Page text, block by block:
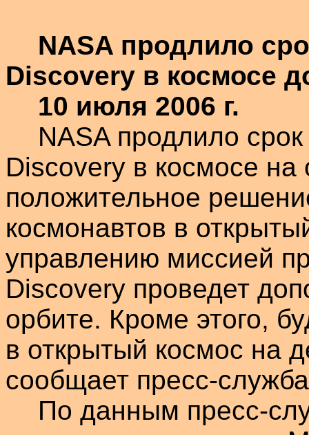
NASA продлило
Discovery в космосе
10 июля 2006 г.
NASA продлило
Discovery в космосе на
положительное
космонавтов в
управлению миссией
Discovery проведет
орбите. Кроме этого,
в открытый космос на
сообщает пресс-
По данным пресс-